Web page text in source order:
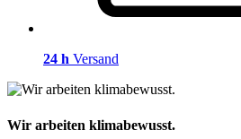
24 h Versand
Wir arbeiten klimabewusst.